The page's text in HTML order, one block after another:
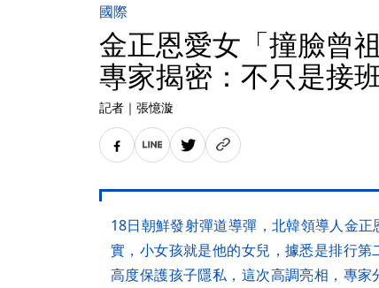
國際
金正恩愛女「撞臉曾
專家揭密：不只是接
記者 ｜ 張憶漩
18日朝鮮發射彈道導彈，北韓領導人金
實，小女孩就是他的女兒，據悉是排行
高度保護孩子隱私，這次高調亮相，專